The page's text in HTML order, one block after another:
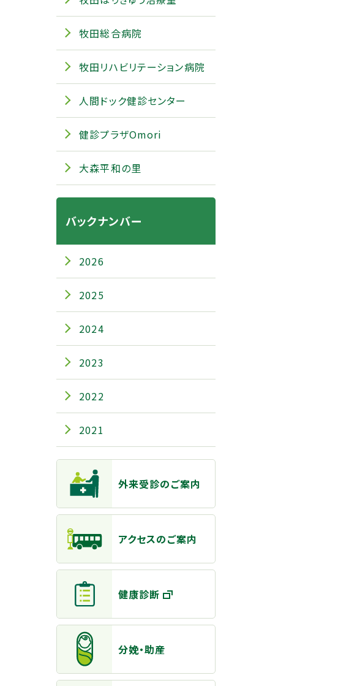
牧田総合病院
牧田リハビリテーション病院
人間ドック健診センター
健診プラザOmori
大森平和の里
バックナンバー
2026
2025
2024
2023
2022
2021
主なメニュー
外来受診のご案内
アクセスのご案内
健康診断
分娩・助産